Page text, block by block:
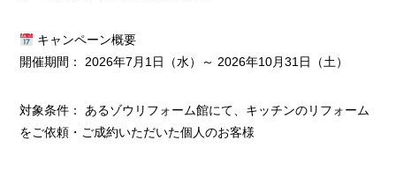
キャンペーン概要
開催期間： 2026年7月1日（水）～ 2026年10月31日（土）
対象条件： あるゾウリフォーム館にて、キッチンのリフォーム
をご依頼・ご成約いただいた個人のお客様